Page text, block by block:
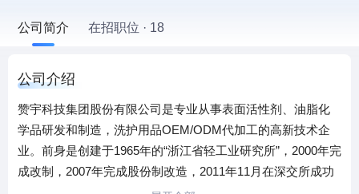
公司简介 在招职位 · 18
公司介绍
赞宇科技集团股份有限公司是专业从事表面活性剂、油脂化
学品研发和制造，洗护用品OEM/ODM代加工的高新技术企
业。前身是创建于1965年的“浙江省轻工业研究所”，2000年完
成改制，2007年完成股份制改造，2011年11月在深交所成功